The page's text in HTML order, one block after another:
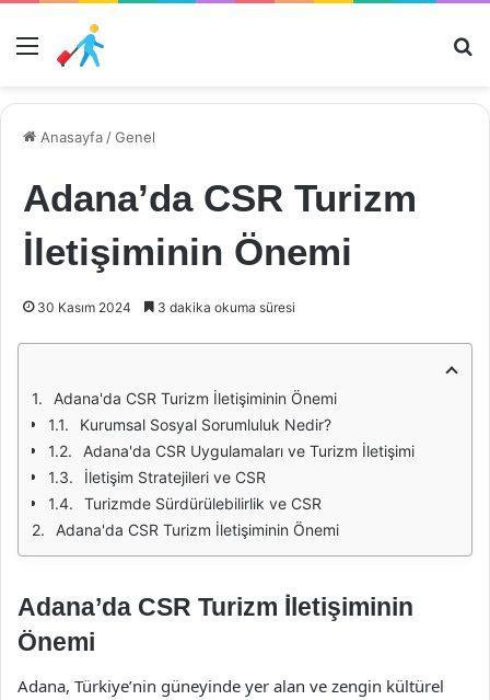
Menü
Anasayfa /Genel
Adana’da CSR Turizm
İletişiminin Önemi
30 Kasım 2024 3 dakika okuma süresi
Adana'da CSR Turizm İletişiminin Önemi
Kurumsal Sosyal Sorumluluk Nedir?
Adana'da CSR Uygulamaları ve Turizm İletişimi
İletişim Stratejileri ve CSR
Turizmde Sürdürülebilirlik ve CSR
Adana'da CSR Turizm İletişiminin Önemi
Adana’da CSR Turizm İletişiminin
Önemi
Adana, Türkiye’nin güneyinde yer alan ve zengin kültürel